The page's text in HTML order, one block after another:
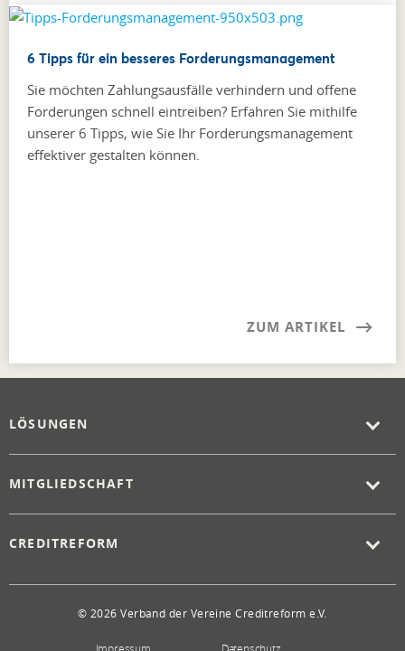
6 Tipps für ein besseres Forderungsmanagement
Sie möchten Zahlungsausfälle verhindern und offene
Forderungen schnell eintreiben? Erfahren Sie mithilfe
unserer 6 Tipps, wie Sie Ihr Forderungsmanagement
effektiver gestalten können.
ZUM ARTIKEL
LÖSUNGEN
MITGLIEDSCHAFT
CREDITREFORM
© 2026 Verband der Vereine Creditreform e.V.